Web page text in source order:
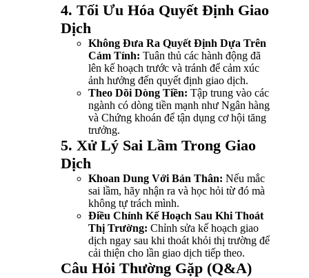
4. Tối Ưu Hóa Quyết Định Giao
Dịch
Không Đưa Ra Quyết Định Dựa Trên
Cảm Tính: Tuân thủ các hành động đã
lên kế hoạch trước và tránh để cảm xúc
ảnh hưởng đến quyết định giao dịch.
Theo Dõi Dòng Tiền: Tập trung vào các
ngành có dòng tiền mạnh như Ngân hàng
và Chứng khoán để tận dụng cơ hội tăng
trưởng.
5. Xử Lý Sai Lầm Trong Giao
Dịch
Khoan Dung Với Bản Thân: Nếu mắc
sai lầm, hãy nhận ra và học hỏi từ đó mà
không tự trách mình.
Điều Chỉnh Kế Hoạch Sau Khi Thoát
Thị Trường: Chỉnh sửa kế hoạch giao
dịch ngay sau khi thoát khỏi thị trường để
cải thiện cho lần giao dịch tiếp theo.
Câu Hỏi Thường Gặp (Q&A)